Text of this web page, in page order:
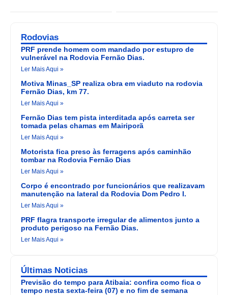
Rodovias
PRF prende homem com mandado por estupro de
vulnerável na Rodovia Fernão Dias.
Ler Mais Aqui »
Motiva Minas_SP realiza obra em viaduto na rodovia
Fernão Dias, km 77.
Ler Mais Aqui »
Fernão Dias tem pista interditada após carreta ser
tomada pelas chamas em Mairiporã
Ler Mais Aqui »
Motorista fica preso às ferragens após caminhão
tombar na Rodovia Fernão Dias
Ler Mais Aqui »
Corpo é encontrado por funcionários que realizavam
manutenção na lateral da Rodovia Dom Pedro I.
Ler Mais Aqui »
PRF flagra transporte irregular de alimentos junto a
produto perigoso na Fernão Dias.
Ler Mais Aqui »
Últimas Noticias
Previsão do tempo para Atibaia: confira como fica o
tempo nesta sexta-feira (07) e no fim de semana